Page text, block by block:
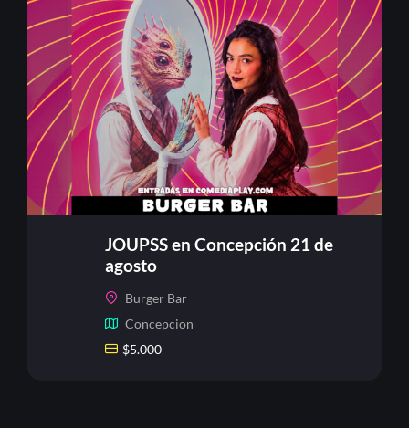
JOUPSS en Concepción 21 de
agosto
Burger Bar
Concepcion
$5.000